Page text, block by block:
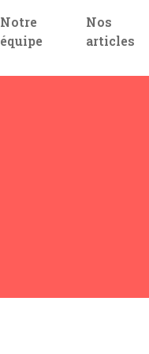
Notre
équipe
Nos
articles